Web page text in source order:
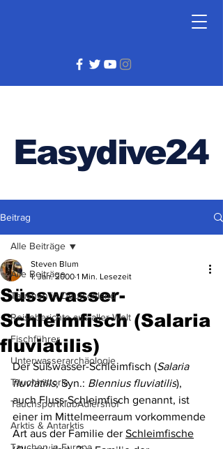
Easydive24
Beitrag
Alle Beiträge
Tauchen in Deutschland
Reiseberichte aus aller Welt
Fischführer
Unterwasserarchäologie
Tauchhistorie
TauchsportklubAdlershof
Arktis & Antarktis
Alle Beiträge
Süsswasser-
Schleimfisch (Salaria
fluviatilis)
Steven Blum
1. Jan. 2000 1 Min. Lesezeit
Der Süßwasser-Schleimfisch (Salaria
fluviatilis, Syn.: Blennius fluviatilis),
auch Fluss-Schleimfisch genannt, ist
einer im Mittelmeerraum vorkommende
Art aus der Familie der Schleimfische